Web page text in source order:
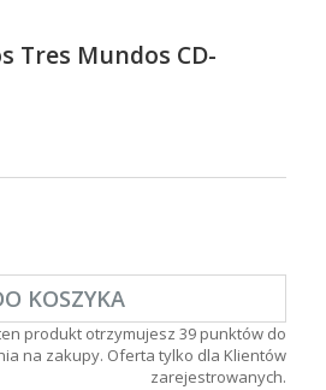
Tres Mundos CD-
KOSZYKA
produkt otrzymujesz 39 punktów do
na zakupy. Oferta tylko dla Klientów
zarejestrowanych.